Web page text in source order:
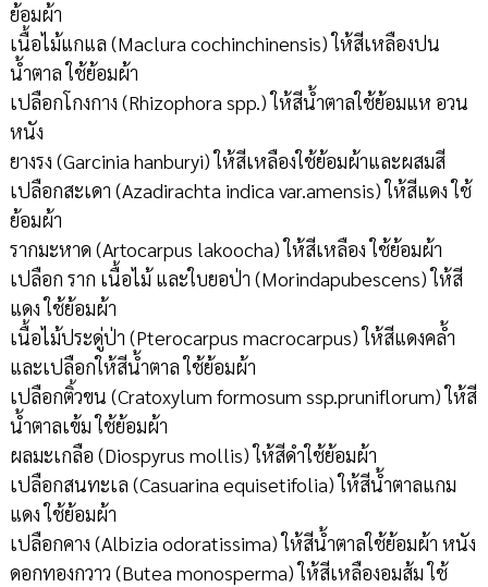
ย้อมผ้า
เนื้อไม้แกแล (Maclura cochinchinensis) ให้สีเหลืองปน
น้ำตาล ใช้ย้อมผ้า
เปลือกโกงกาง (Rhizophora spp.) ให้สีน้ำตาลใช้ย้อมแห อวน
หนัง
ยางรง (Garcinia hanburyi) ให้สีเหลืองใช้ย้อมผ้าและผสมสี
เปลือกสะเดา (Azadirachta indica var.amensis) ให้สีแดง ใช้
ย้อมผ้า
รากมะหาด (Artocarpus lakoocha) ให้สีเหลือง ใช้ย้อมผ้า
เปลือก ราก เนื้อไม้ และใบยอป่า (Morindapubescens) ให้สี
แดง ใช้ย้อมผ้า
เนื้อไม้ประดู่ป่า (Pterocarpus macrocarpus) ให้สีแดงคล้ำ
และเปลือกให้สีน้ำตาล ใช้ย้อมผ้า
เปลือกติ้วขน (Cratoxylum formosum ssp.pruniflorum) ให้สี
น้ำตาลเข้ม ใช้ย้อมผ้า
ผลมะเกลือ (Diospyrus mollis) ให้สีดำใช้ย้อมผ้า
เปลือกสนทะเล (Casuarina equisetifolia) ให้สีน้ำตาลแกม
แดง ใช้ย้อมผ้า
เปลือกคาง (Albizia odoratissima) ให้สีน้ำตาลใช้ย้อมผ้า หนัง
ดอกทองกวาว (Butea monosperma) ให้สีเหลืองอมส้ม ใช้